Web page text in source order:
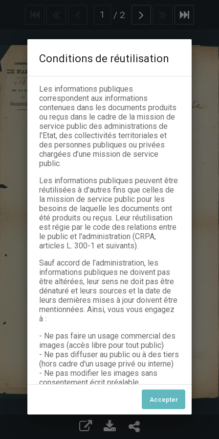
/ 2
Conditions de réutilisation
Les informations publiques
correspondent aux informations
contenues dans les documents produits
ou reçus dans le cadre de la mission de
service public des administrations de
l’Etat, des collectivités territoriales et
des personnes publiques ou privées
chargées d’une mission de service
public.
Les informations publiques peuvent être
réutilisées à d’autres fins que celles de
la mission de service public pour les
besoins de laquelle les documents ont
été produits ou reçus. Leur réutilisation
est régie par le code des relations entre
le public et l'administration (CRPA,
articles L. 300-1 et suivants).
Sauf accord de l’administration, les
informations publiques ne doivent pas
être altérées, leur sens ne doit pas être
dénaturé et leurs sources et la date de
leurs dernières mises à jour doivent être
mentionnées. Ainsi, vous vous engagez
à :
- Ne pas faire un usage commercial des
images (accès libre pour tout public)
- Ne pas diffuser au public ou à des tiers
(hors cadre d'un usage privé ou interne)
- Ne pas modifier les images sans
consentement écrit préalable
Dans le cas contraire, nous vous invitons
à nous contacter afin de solliciter le type
de Licence souhaitée parmi celles
proposées et le cas échéant, acquitter